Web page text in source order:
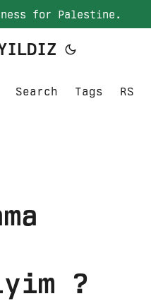
for Palestine.
Search Tags RSS
?